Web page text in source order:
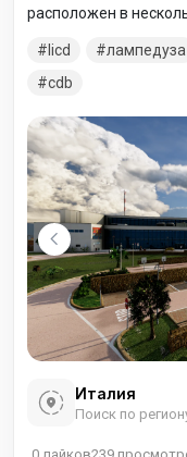
расположен в
несколько
ориентированные на
licd лампедуза
cdb
Италия
Поиск по